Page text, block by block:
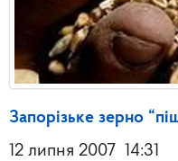
Запорізьке зерно
12 липня 2007 14:31